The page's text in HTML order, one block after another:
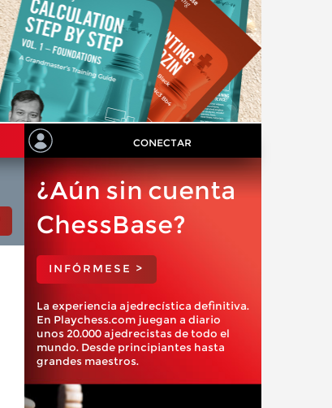
CONECTAR
¿Aún sin cuenta
ChessBase?
INFÓRMESE >
La experiencia ajedrecística definitiva.
En Playchess.com juegan a diario
unos 20.000 ajedrecistas de todo el
mundo. Desde principiantes hasta
grandes maestros.